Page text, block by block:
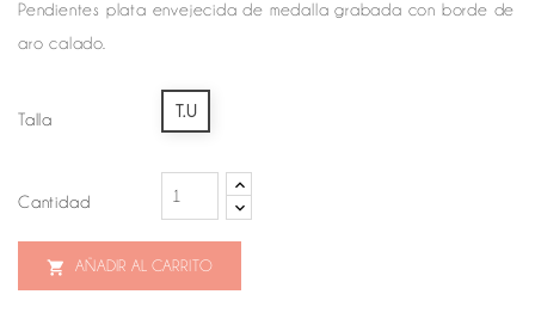
Pendientes plata envejecida de medalla grabada con borde de
aro calado.
Talla T.U
Cantidad
 AÑADIR AL CARRITO